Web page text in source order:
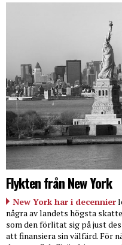
Flykten från New York
New York har i decennier
några av landets högsta
som den förlitat sig på just
att finansiera sin välfärd. För